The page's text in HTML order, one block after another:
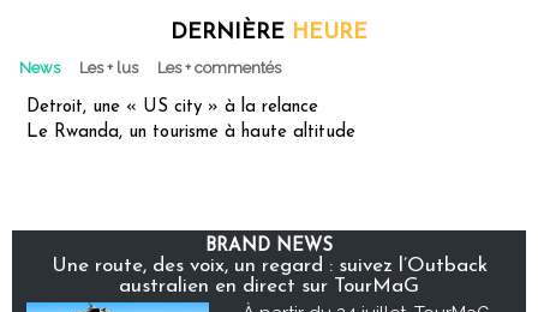
DERNIÈRE HEURE
News Les + lus Les + commentés
Detroit, une « US city » à la relance
Le Rwanda, un tourisme à haute altitude
BRAND NEWS
Une route, des voix, un regard : suivez l’Outback
australien en direct sur TourMaG